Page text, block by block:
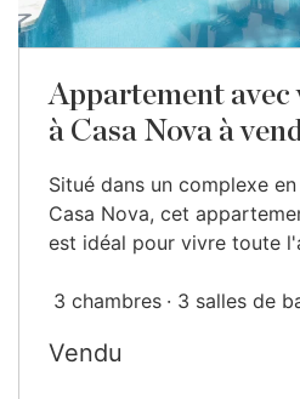
Appartement avec
à Casa Nova à
Situé dans un complexe
Casa Nova, cet
est idéal pour vivre toute
3 chambres 3 salles de
Vendu